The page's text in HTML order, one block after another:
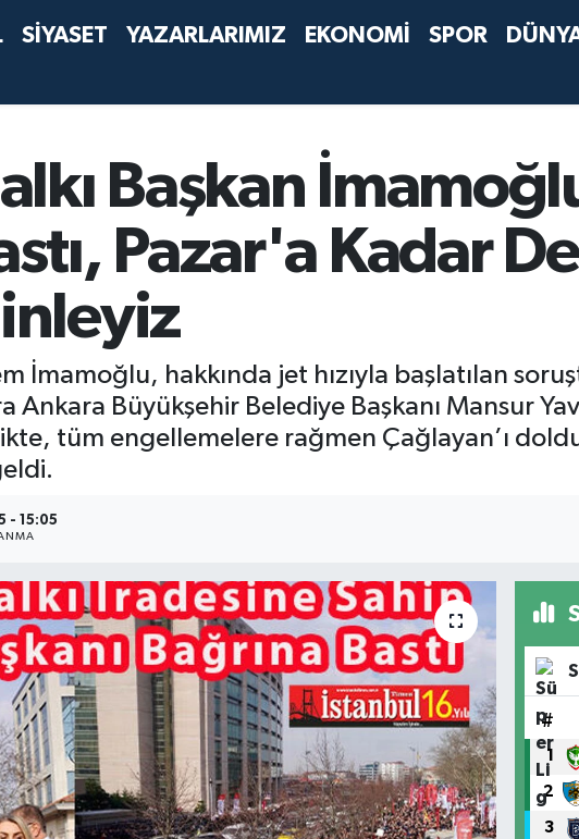
SİYASET YAZARLARIMIZ EKONOMİ SPOR
Başkan
Pazar'a Kadar
İmamoğlu, hakkında jet hızıyla başlatılan
Ankara Büyükşehir Belediye Başkanı Mansur
tüm engellemelere rağmen Çağlayan’ı
- 15:05
#
1
2
3